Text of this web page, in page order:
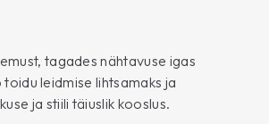
tagades nähtavuse igas
toidu leidmise lihtsamaks ja
ja stiili täiuslik kooslus.